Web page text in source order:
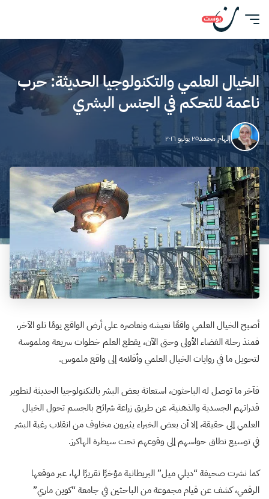
الخيال العلمي والتكنولوجيا الحديثة: حرب
ناعمة للتحكم في الجنس البشري
إلهام محمد٢٥ يوليو ٢٠١٦
أصبح الخيال العلمي واقعًا نعيشه ونعاصره على أرض الواقع يومًا تلو الآخر،
فمنذ رحلة الفضاء الأولى وحتى الآن، يقطع العلم خطوات سريعة وملموسة
لتحويل ما في روايات الخيال العلمي وأفلامه إلى واقع ملموس.
فآخر ما توصل له الباحثون، استعانة بعض البشر بالتكنولوجيا الحديثة لتطوير
قدراتهم الجسدية والذهنية، عن طريق زراعة شرائح بالجسم تحول الخيال
العلمي إلى حقيقة، إلا أن بعض الخبراء يثيرون مخاوف من انقلاب رغبة البشر
في توسيع نطاق حواسهم إلى وقوعهم تحت سيطرة الهاكرز.
كما نشرت صحيفة “ديلي ميل” البريطانية مؤخرًا تقريرًا لها، عبر موقعها
الرقمي، كشف عن قيام مجموعة من الباحثين في جامعة “كوين ماري”